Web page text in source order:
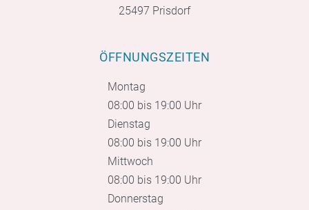
25497 Prisdorf
ÖFFNUNGSZEITEN
Montag
08:00 bis 19:00 Uhr
Dienstag
08:00 bis 19:00 Uhr
Mittwoch
08:00 bis 19:00 Uhr
Donnerstag